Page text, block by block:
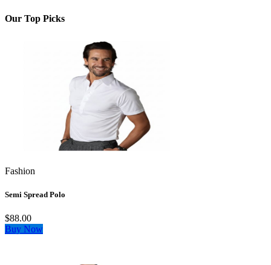
Our Top Picks
Fashion
Semi Spread Polo
$88.00
Buy Now